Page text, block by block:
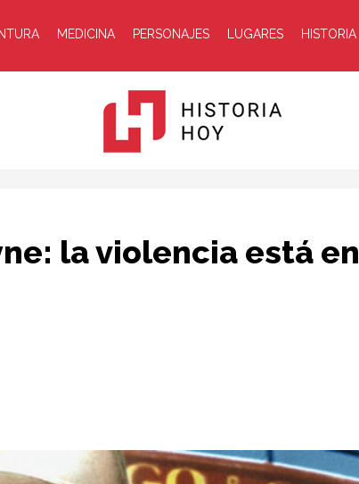
MEDICINA PERSONAJES LUGARES HISTORIA
la violencia está en